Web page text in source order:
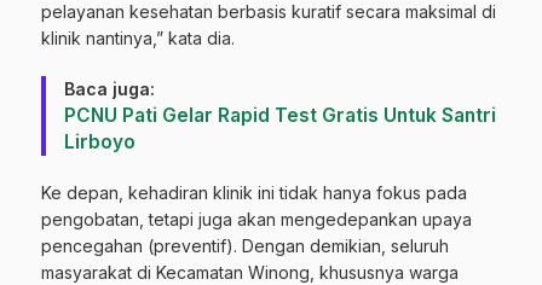
pelayanan kesehatan berbasis kuratif secara maksimal di
klinik nantinya,” kata dia.
Baca juga:
PCNU Pati Gelar Rapid Test Gratis Untuk Santri
Lirboyo
​Ke depan, kehadiran klinik ini tidak hanya fokus pada
pengobatan, tetapi juga akan mengedepankan upaya
pencegahan (preventif). Dengan demikian, seluruh
masyarakat di Kecamatan Winong, khususnya warga